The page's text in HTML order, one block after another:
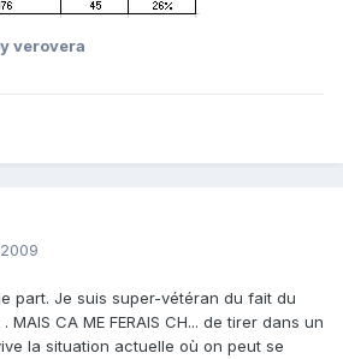
verovera
part. Je suis super-vétéran du fait du
CA ME FERAIS CH... de tirer dans un
la situation actuelle où on peut se